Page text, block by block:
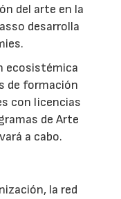
del arte en la
desarrolla
ecosistémica
de formación
con licencias
de Arte
a cabo.
la red